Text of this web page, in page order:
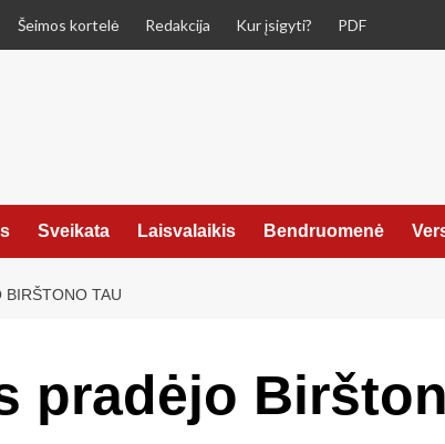
Šeimos kortelė Redakcija Kur įsigyti? PDF
Sveikata Laisvalaikis Bendruomenė
BIRŠTONO TAU
pradėjo